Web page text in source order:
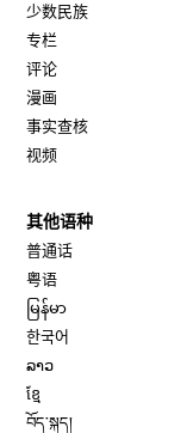
少数民族
专栏
评论
漫画
事实查核
视频
其他语种
普通话
粤语
မြန်မာ
한국어
ລາວ
ខ្មែ
བོད་སྐད།